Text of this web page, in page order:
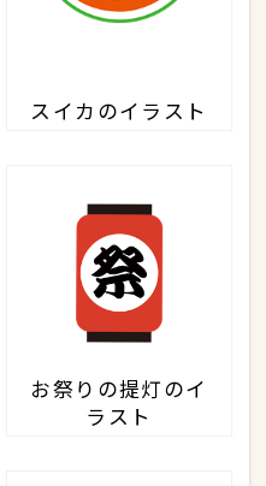
スイカのイラスト
お祭りの提灯のイ
ラスト